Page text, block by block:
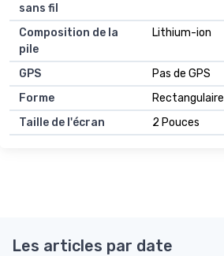
sans fil
Composition de la
pile
Lithium-ion
GPS
Pas de GPS
Forme
Rectangulaire
Taille de l'écran
2 Pouces
Les articles par date